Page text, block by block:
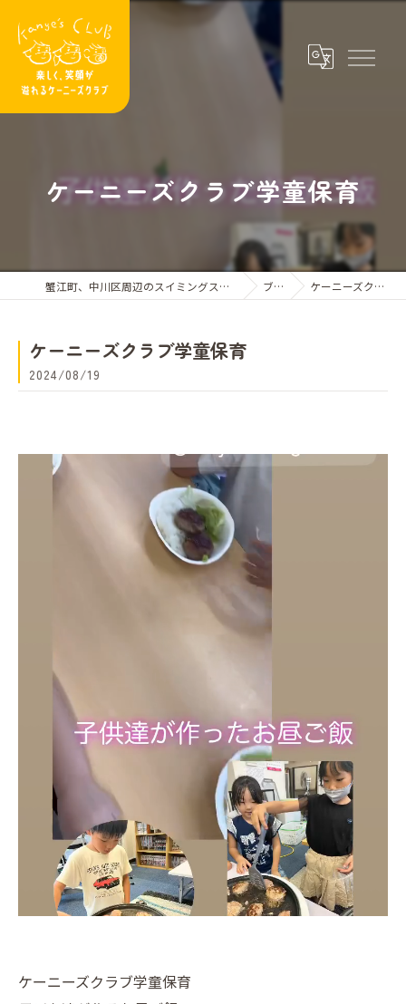
ケーニーズクラブ学童保育
蟹江町、中川区周辺のスイミングスクールならケーニーズクラブ ブログ ケーニーズクラブ学童保育
ケーニーズクラブ学童保育
2024/08/19
ケーニーズクラブ学童保育